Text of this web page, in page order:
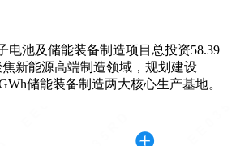
电池及储能装备制造项目总投资58.39
新能源高端制造领域，规划建设
储能装备制造两大核心生产基地。